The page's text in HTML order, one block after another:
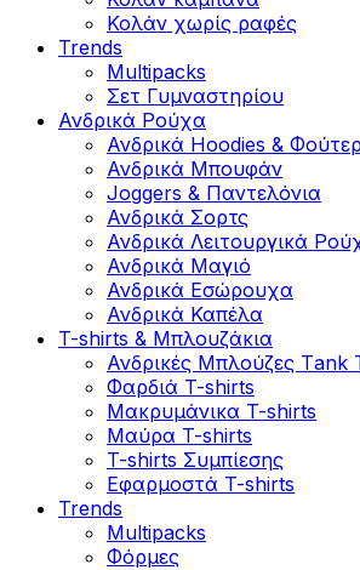
Κολάν χωρίς ραφές
Trends
Multipacks
Σετ Γυμναστηρίου
Ανδρικά Ρούχα
Ανδρικά Hoodies & Φούτερ
Ανδρικά Μπουφάν
Joggers & Παντελόνια
Ανδρικά Σορτς
Ανδρικά Λειτουργικά
Ανδρικά Μαγιό
Ανδρικά Εσώρουχα
Ανδρικά Καπέλα
T-shirts & Μπλουζάκια
Ανδρικές Mπλούζες Τank
Φαρδιά T-shirts
Μακρυμάνικα T-shirts
Μαύρα T-shirts
T-shirts Συμπίεσης
Εφαρμοστά T-shirts
Trends
Multipacks
Φόρμες